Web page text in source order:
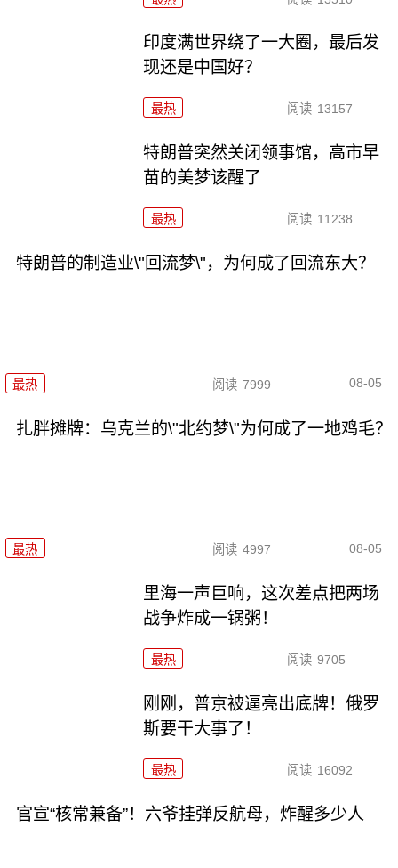
印度满世界绕了一大圈，最后发
现还是中国好？
最热 阅读 13157
特朗普突然关闭领事馆，高市早
苗的美梦该醒了
最热 阅读 11238
特朗普的制造业\"回流梦\"，为何成了回流东大？
最热 阅读 7999 08-05
扎胖摊牌：乌克兰的\"北约梦\"为何成了一地鸡毛？
最热 阅读 4997 08-05
里海一声巨响，这次差点把两场
战争炸成一锅粥！
最热 阅读 9705
刚刚，普京被逼亮出底牌！俄罗
斯要干大事了！
最热 阅读 16092
官宣“核常兼备”！六爷挂弹反航母，炸醒多少人